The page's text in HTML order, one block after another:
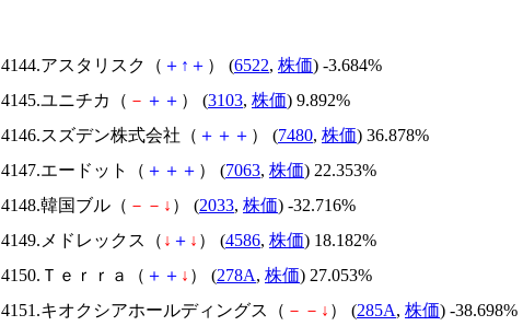
4144.アスタリスク（ ＋ ↑ ＋ ） (6522, 株価) -3.684%
4145.ユニチカ（ － ＋ ＋ ） (3103, 株価) 9.892%
4146.スズデン株式会社（ ＋ ＋ ＋ ） (7480, 株価) 36.878%
4147.エードット（ ＋ ＋ ＋ ） (7063, 株価) 22.353%
4148.韓国ブル（ － － ↓ ） (2033, 株価) -32.716%
4149.メドレックス（ ↓ ＋ ↓ ） (4586, 株価) 18.182%
4150.Ｔｅｒｒａ（ ＋ ＋ ↓ ） (278A, 株価) 27.053%
4151.キオクシアホールディングス（ － － ↓ ） (285A, 株価) -38.698%